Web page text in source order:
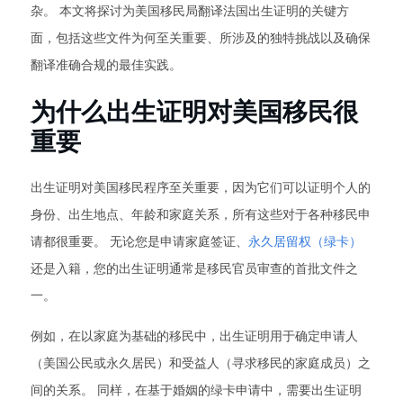
杂。 本文将探讨为美国移民局翻译法国出生证明的关键方
面，包括这些文件为何至关重要、所涉及的独特挑战以及确保
翻译准确合规的最佳实践。
为什么出生证明对美国移民很
重要
出生证明对美国移民程序至关重要，因为它们可以证明个人的
身份、出生地点、年龄和家庭关系，所有这些对于各种移民申
请都很重要。 无论您是申请家庭签证、 永久居留权（绿卡）
还是入籍，您的出生证明通常是移民官员审查的首批文件之
一。
例如，在以家庭为基础的移民中，出生证明用于确定申请人
（美国公民或永久居民）和受益人（寻求移民的家庭成员）之
间的关系。 同样，在基于婚姻的绿卡申请中，需要出生证明